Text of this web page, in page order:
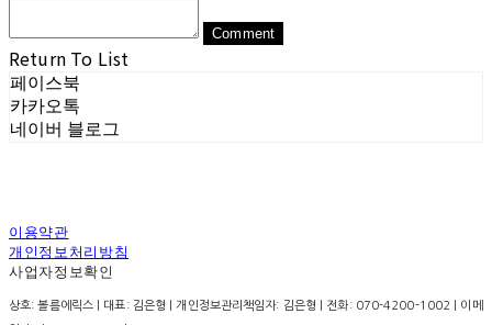
Comment
Return To List
페이스북
카카오톡
네이버 블로그
이용약관
개인정보처리방침
사업자정보확인
상호: 볼름에릭스 | 대표: 김은형 | 개인정보관리책임자: 김은형 | 전화: 070-4200-1002 | 이메